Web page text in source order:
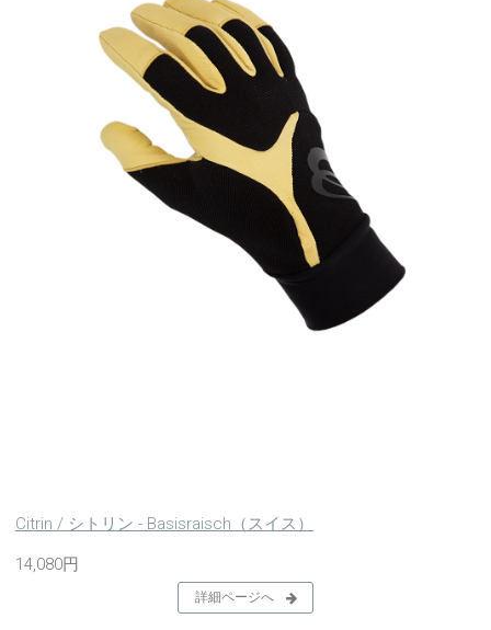
Citrin / シトリン - Basisraisch（スイス）
14,080円
詳細ページへ